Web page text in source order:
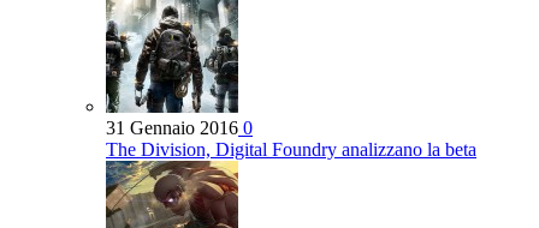
31 Gennaio 2016 0
The Division, Digital Foundry analizzano la beta